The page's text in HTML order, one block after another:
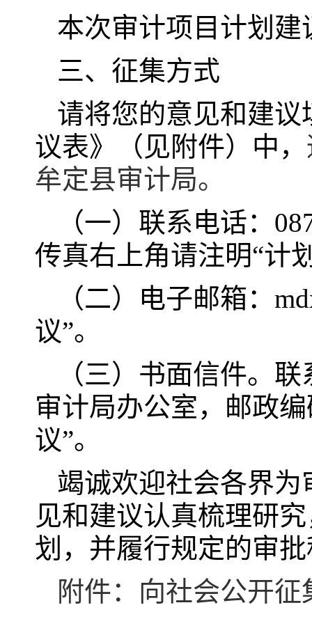
本次审计项目计划建
三、征集方式
请将您的意见和建
议表》（见附件）中，
牟定县审计局。
（一）联系电话：
传真右上角请注明“计
（二）电子邮箱：
议”。
（三）书面信件。
审计局办公室，邮政
议”。
竭诚欢迎社会各界
见和建议认真梳理研
划，并履行规定的审
附件：向社会公开